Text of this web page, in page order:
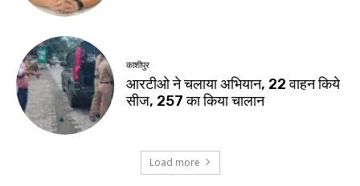
काशीपुर
आरटीओ ने चलाया अभियान, 22 वाहन किये
सीज, 257 का किया चालान
Load more